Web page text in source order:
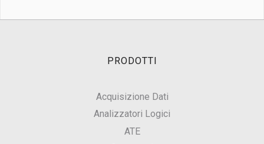
PRODOTTI
Acquisizione Dati
Analizzatori Logici
ATE